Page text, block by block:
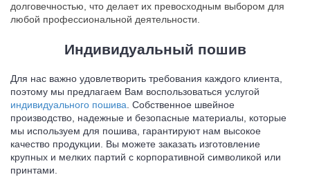
долговечностью, что делает их превосходным выбором для
любой профессиональной деятельности.
Индивидуальный пошив
Для нас важно удовлетворить требования каждого клиента,
поэтому мы предлагаем Вам воспользоваться услугой
индивидуального пошива . Собственное швейное
производство, надежные и безопасные материалы, которые
мы используем для пошива, гарантируют нам высокое
качество продукции. Вы можете заказать изготовление
крупных и мелких партий с корпоративной символикой или
принтами.